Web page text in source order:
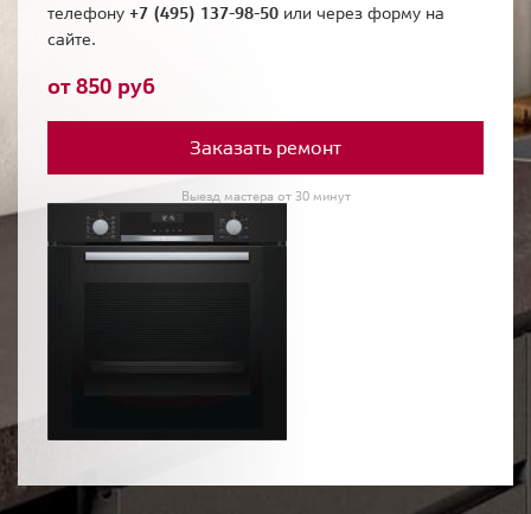
телефону +7 (495) 137-98-50 или через форму на
сайте.
от 850 руб
Заказать ремонт
Выезд мастера от 30 минут